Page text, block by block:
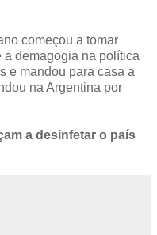
começou a tomar
demagogia na política
e mandou para casa a
na Argentina por
a desinfetar o país